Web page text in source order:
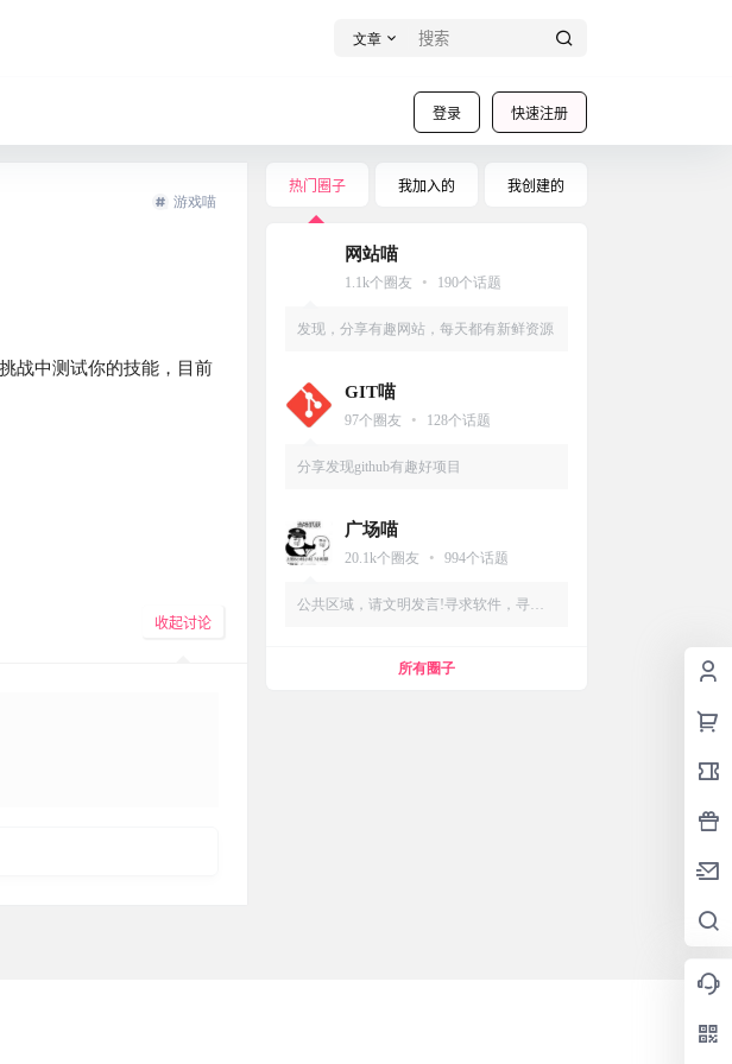
文章
登录 快速注册
游戏喵
战中测试你的技能，目前
收起讨论
热门圈子 我加入的 我创建的
网站喵
1.1k个圈友 • 190个话题
发现，分享有趣网站，每天都有新鲜资源
GIT喵
97个圈友 • 128个话题
分享发现github有趣好项目
广场喵
20.1k个圈友 • 994个话题
公共区域，请文明发言!寻求软件，寻求
所有圈子